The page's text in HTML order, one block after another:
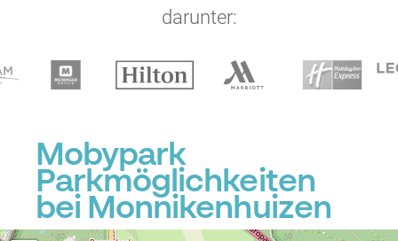
darunter:
Mobypark
Parkmöglichkeiten
bei Monnikenhuizen